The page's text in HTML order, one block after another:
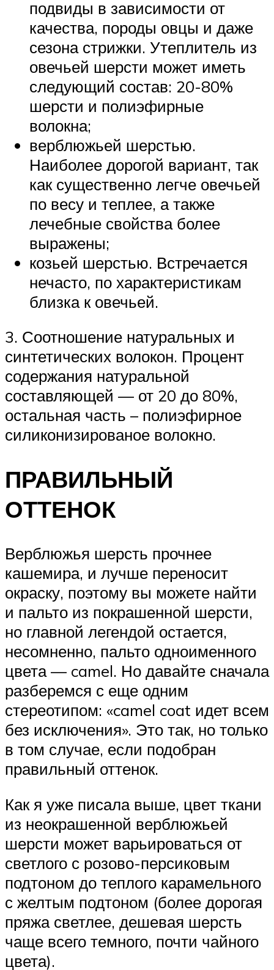
подвиды в зависимости от
качества, породы овцы и даже
сезона стрижки. Утеплитель из
овечьей шерсти может иметь
следующий состав: 20-80%
шерсти и полиэфирные
волокна;
верблюжьей шерстью.
Наиболее дорогой вариант, так
как существенно легче овечьей
по весу и теплее, а также
лечебные свойства более
выражены;
козьей шерстью. Встречается
нечасто, по характеристикам
близка к овечьей.
3. Соотношение натуральных и
синтетических волокон. Процент
содержания натуральной
составляющей — от 20 до 80%,
остальная часть – полиэфирное
силиконизированое волокно.
ПРАВИЛЬНЫЙ
ОТТЕНОК
Верблюжья шерсть прочнее
кашемира, и лучше переносит
окраску, поэтому вы можете найти
и пальто из покрашенной шерсти,
но главной легендой остается,
несомненно, пальто одноименного
цвета — camel. Но давайте сначала
разберемся с еще одним
стереотипом: «camel coat идет всем
без исключения». Это так, но только
в том случае, если подобран
правильный оттенок.
Как я уже писала выше, цвет ткани
из неокрашенной верблюжьей
шерсти может варьироваться от
светлого с розово-персиковым
подтоном до теплого карамельного
с желтым подтоном (более дорогая
пряжа светлее, дешевая шерсть
чаще всего темного, почти чайного
цвета).